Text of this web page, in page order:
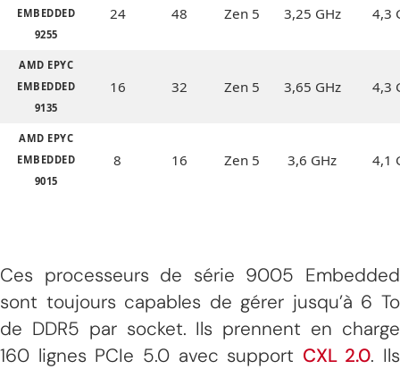
EMBEDDED
9255
24 48 Zen 5 3,25 GHz 4,3
AMD EPYC
EMBEDDED
9135
16 32 Zen 5 3,65 GHz 4,3
AMD EPYC
EMBEDDED
9015
8 16 Zen 5 3,6 GHz 4,1
Ces processeurs de série 9005 Embedded
sont toujours capables de gérer jusqu’à 6 To
de DDR5 par socket. Ils prennent en charge
160 lignes PCIe 5.0 avec support CXL 2.0. Ils